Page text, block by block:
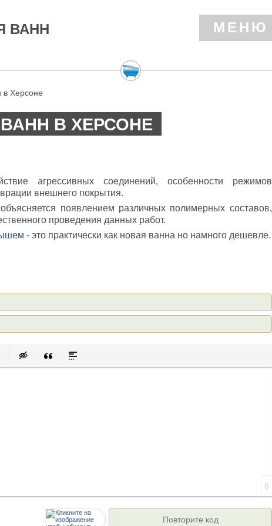
МЕНЮ
ВАНН
в Херсоне
В ХЕРСОНЕ
агрессивных соединений, особенности режимов
внешнего покрытия.
появлением различных полимерных составов,
проведения данных работ.
- это практически как новая ванна но намного дешевле.
защищенную ссылку
Вставить смайлик
Вставка скрытого текста
Вставка цитаты
Вставка спойлера
0